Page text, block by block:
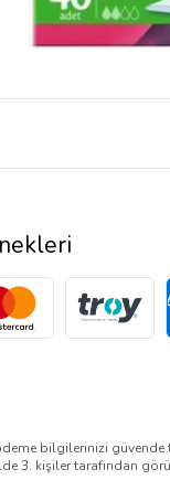
bilgilerinizi güvende
3. kişiler tarafından